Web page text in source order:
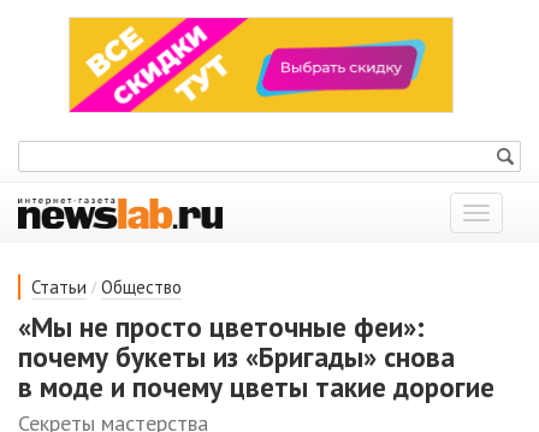
Показать
меню
Статьи / Общество
«Мы не просто цветочные феи»:
почему букеты из «Бригады» снова
в моде и почему цветы такие дорогие
Секреты мастерства